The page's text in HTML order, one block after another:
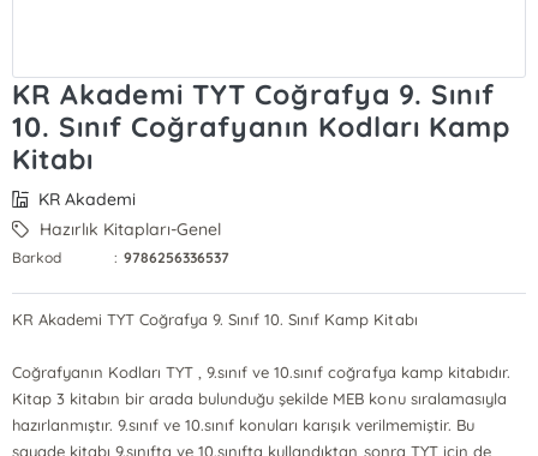
KR Akademi TYT Coğrafya 9. Sınıf
10. Sınıf Coğrafyanın Kodları Kamp
Kitabı
KR Akademi
Hazırlık Kitapları-Genel
Barkod : 9786256336537
KR Akademi TYT Coğrafya 9. Sınıf 10. Sınıf Kamp Kitabı
Coğrafyanın Kodları TYT , 9.sınıf ve 10.sınıf coğrafya kamp kitabıdır.
Kitap 3 kitabın bir arada bulunduğu şekilde MEB konu sıralamasıyla
hazırlanmıştır. 9.sınıf ve 10.sınıf konuları karışık verilmemiştir. Bu
sayade kitabı 9.sınıfta ve 10.sınıfta kullandıktan sonra TYT için de